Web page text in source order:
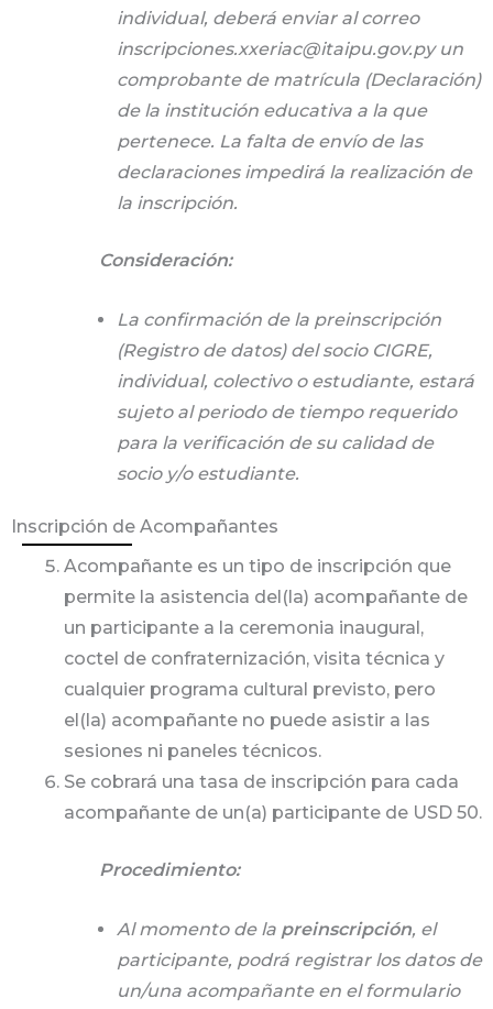
individual, deberá enviar al correo
inscripciones.xxeriac@itaipu.gov.py un
comprobante de matrícula (Declaración)
de la institución educativa a la que
pertenece. La falta de envío de las
declaraciones impedirá la realización de
la inscripción.
Consideración:
La confirmación de la preinscripción
(Registro de datos) del socio CIGRE,
individual, colectivo o estudiante, estará
sujeto al periodo de tiempo requerido
para la verificación de su calidad de
socio y/o estudiante.
Inscripción de Acompañantes
Acompañante es un tipo de inscripción que
permite la asistencia del(la) acompañante de
un participante a la ceremonia inaugural,
coctel de confraternización, visita técnica y
cualquier programa cultural previsto, pero
el(la) acompañante no puede asistir a las
sesiones ni paneles técnicos.
Se cobrará una tasa de inscripción para cada
acompañante de un(a) participante de USD 50.
Procedimiento:
Al momento de la preinscripción, el
participante, podrá registrar los datos de
un/una acompañante en el formulario